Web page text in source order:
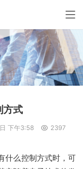
方式
下午3:58 2397
什么控制方式时，可